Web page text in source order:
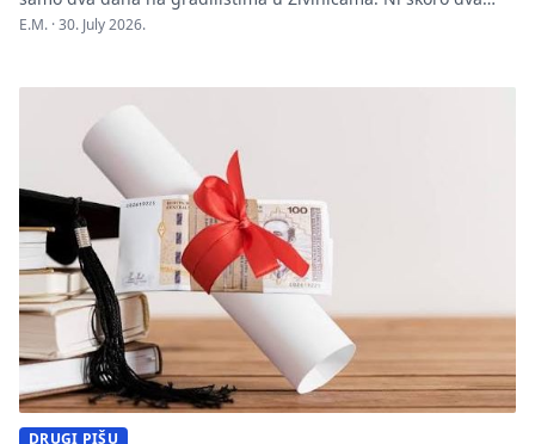
mjeseca kasnije javnosti nisu poznati uzroci nesreća, niti je
Mahmutović Dok Tužilaštvo Tuzlanskog kantona sprovodi
istrage, odgovornost […]
E.M. ·30. July 2026.
DRUGI PIŠU